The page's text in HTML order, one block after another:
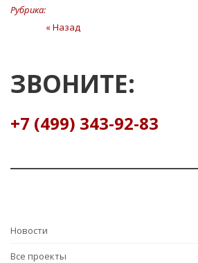
Рубрика:
Навигация
записям
« Назад
ЗВОНИТЕ:
+7 (499) 343-92-83
Hовости
Все проекты